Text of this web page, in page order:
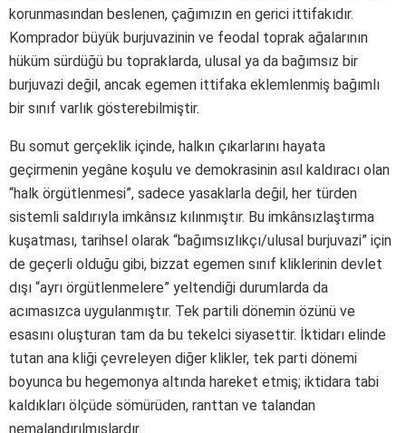
korunmasından beslenen, çağımızın en gerici ittifakıdır.
Komprador büyük burjuvazinin ve feodal toprak ağalarının
hüküm sürdüğü bu topraklarda, ulusal ya da bağımsız bir
burjuvazi değil, ancak egemen ittifaka eklemlenmiş bağımlı
bir sınıf varlık gösterebilmiştir.
Bu somut gerçeklik içinde, halkın çıkarlarını hayata
geçirmenin yegâne koşulu ve demokrasinin asıl kaldıracı olan
“halk örgütlenmesi”, sadece yasaklarla değil, her türden
sistemli saldırıyla imkânsız kılınmıştır. Bu imkânsızlaştırma
kuşatması, tarihsel olarak “bağımsızlıkçı/ulusal burjuvazi” için
de geçerli olduğu gibi, bizzat egemen sınıf kliklerinin devlet
dışı “ayrı örgütlenmelere” yeltendiği durumlarda da
acımasızca uygulanmıştır. Tek partili dönemin özünü ve
esasını oluşturan tam da bu tekelci siyasettir. İktidarı elinde
tutan ana kliği çevreleyen diğer klikler, tek parti dönemi
boyunca bu hegemonya altında hareket etmiş; iktidara tabi
kaldıkları ölçüde sömürüden, ranttan ve talandan
nemalandırılmışlardır.